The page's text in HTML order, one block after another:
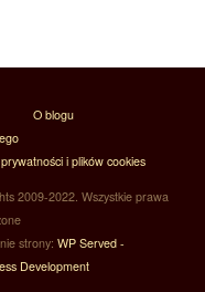
O blogu
i plików cookies
2009-2022. Wszystkie prawa
strony: WP Served -
Development